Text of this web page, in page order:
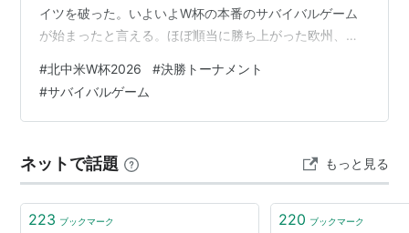
イツを破った。いよいよW杯の本番のサバイバルゲーム
が始まったと言える。ほぼ順当に勝ち上がった欧州、南
クアウトステージ。W杯を掲げるまであと5試合。期待し
ていた日本が、早々に姿を消すことになってしまったの
が、本当に残念でならない。
#北中米W杯2026 #決勝トーナメント
#サバイバルゲーム
ネットで話題 もっと見る
223 ブックマーク 220 ブックマーク